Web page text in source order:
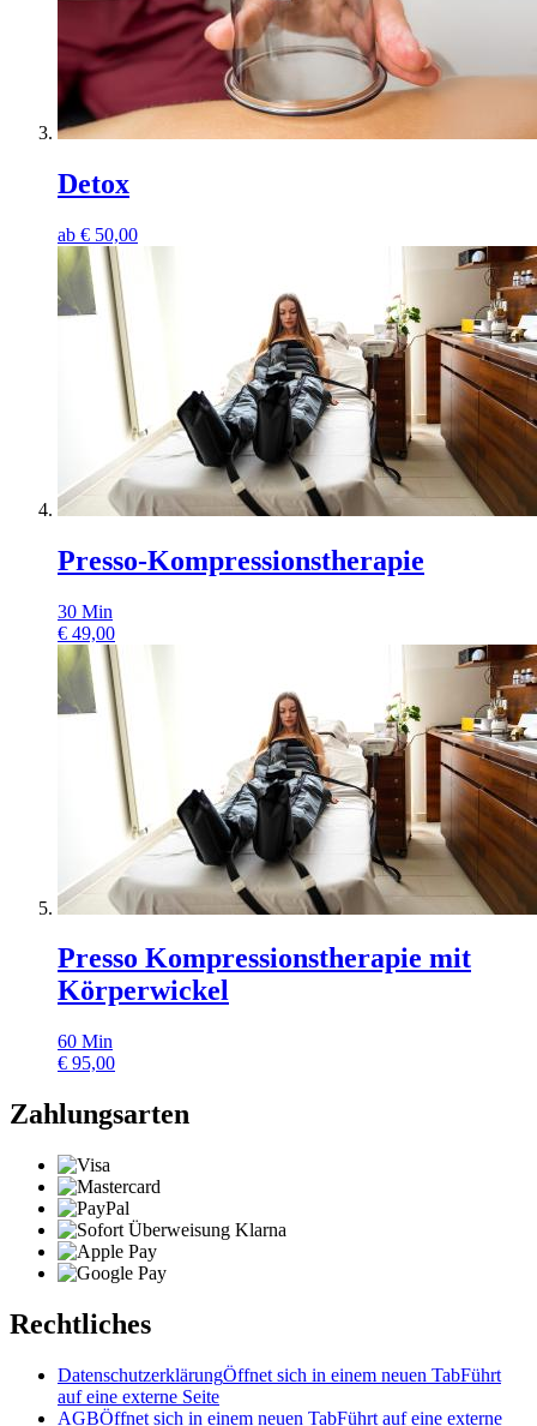
Detox
ab € 50,00
Presso-Kompressionstherapie
30 Min
€ 49,00
Presso Kompressionstherapie mit
Körperwickel
60 Min
€ 95,00
Zahlungsarten
Rechtliches
DatenschutzerklärungÖffnet sich in einem neuen TabFührt
auf eine externe Seite
AGBÖffnet sich in einem neuen TabFührt auf eine externe